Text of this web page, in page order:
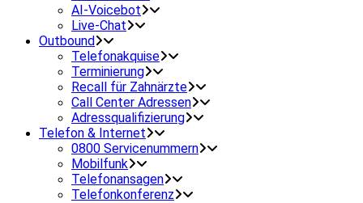
AI-Voicebot
Live-Chat
Outbound
Telefonakquise
Terminierung
Recall für Zahnärzte
Call Center Adressen
Adressqualifizierung
Telefon & Internet
0800 Servicenummern
Mobilfunk
Telefonansagen
Telefonkonferenz